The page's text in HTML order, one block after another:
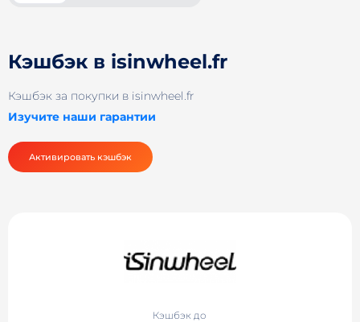
Кэшбэк в isinwheel.fr
Кэшбэк за покупки в isinwheel.fr
Изучите наши гарантии
Активировать кэшбэк
Кэшбэк до